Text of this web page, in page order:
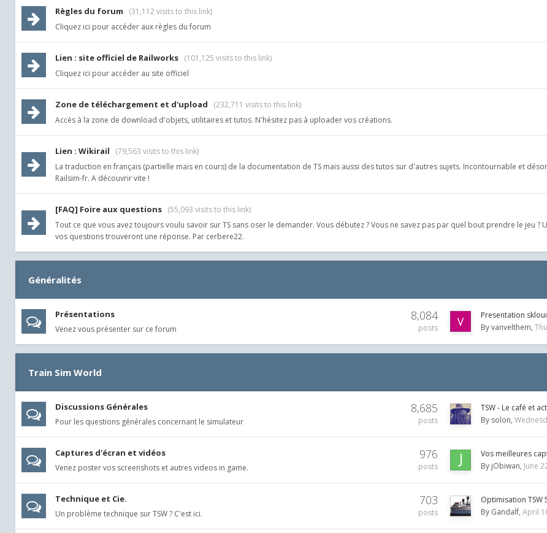
Règles du forum
(31,112 visits to this link)
Cliquez ici pour accéder aux règles du forum
Lien : site officiel de Railworks (101,125 visits to this link)
Cliquez ici pour accéder au site officiel
Zone de téléchargement et d'upload
(232,711 visits to this link)
Accès à la zone de download d'objets, utilitaires et tutos. N'hésitez pas à uploader vos créations.
Lien : Wikirail
(79,563 visits to this link)
La traduction en français (partielle mais en cours) de la documentation de TS mais aussi des tutos sur d'autres sujets. Incontournable et
Railsim-fr. A découvrir vite !
[FAQ] Foire aux questions (55,093 visits to this link)
Tout ce que vous avez toujours voulu savoir sur TS sans oser le demander. Vous débutez ? Vous ne savez pas par quel bout prendre le jeu ?
vos questions trouveront une réponse. Par cerbere22.
Généralités
Présentations
Venez vous présenter sur ce forum
8,084
posts
Presentation
Byvanvelthem
Train Sim World
Discussions Générales
Pour les questions générales concernant le simulateur
8,685
posts
TSW - Le café et
By solon
Captures d'écran et vidéos
Venez poster vos screenshots et autres videos in game.
976
posts
Vos meilleures
By jObiwan June
Technique et Cie.
Un problème technique sur TSW ? C'est ici.
703
posts
Optimisation TSW
By Gandalf April